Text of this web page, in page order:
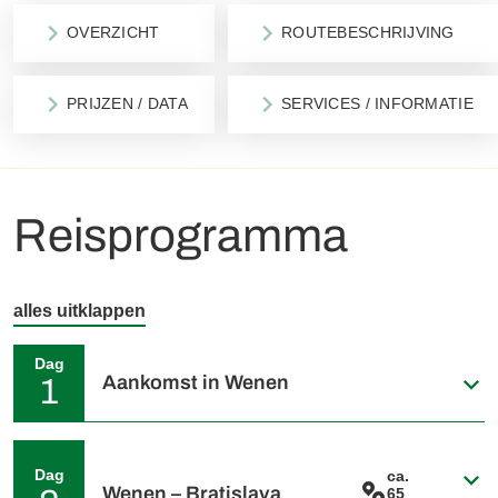
OVERZICHT ROUTEBESCHRIJVING
PRIJZEN / DATA SERVICES / INFORMATIE
Reisprogramma
alles uitklappen
Dag
1 Aankomst in Wenen
bezienswaardigheden en trakteer uzelf op een stuk van de
bekende Sachertorte in een van de typische koffiehuizen in
Dag
Wenen – Bratislava
ca.
65